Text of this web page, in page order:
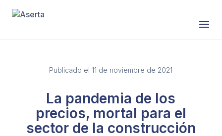
Publicado el 11 de noviembre de 2021
La pandemia de los
precios, mortal para el
sector de la construcción